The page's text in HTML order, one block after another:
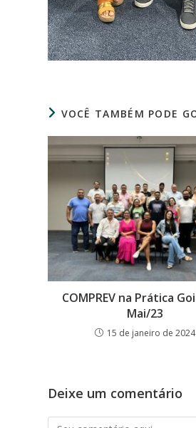
VOCÊ TAMBÉM PODE
COMPREV na Prática
Mai/23
15 de janeiro de 2024
Deixe um comentário
Comentário